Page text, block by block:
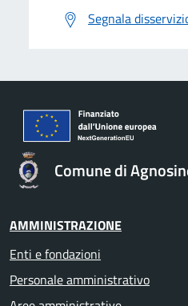
Segnala
Comune di
AMMINISTRAZIONE
Enti e fondazioni
Personale amministrativo